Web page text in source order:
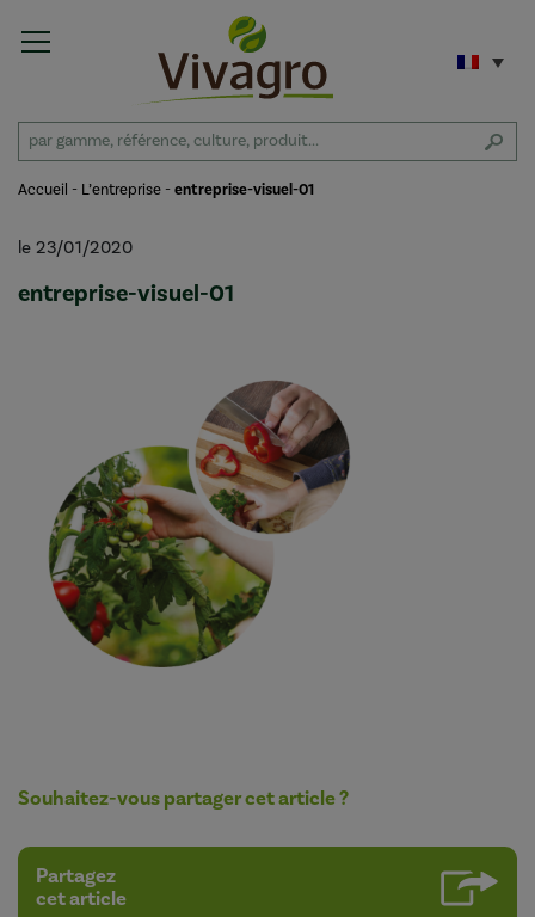
Accueil - L’entreprise -entreprise-visuel-01
le 23/01/2020
entreprise-visuel-01
Souhaitez-vous partager cet article ?
Partagez
cet article